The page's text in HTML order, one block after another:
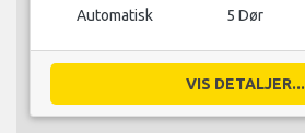
Automatisk 5 Dør
VIS DETALJER...